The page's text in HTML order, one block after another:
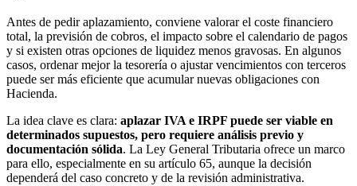
Antes de pedir aplazamiento, conviene valorar el coste financiero
total, la previsión de cobros, el impacto sobre el calendario de pagos
y si existen otras opciones de liquidez menos gravosas. En algunos
casos, ordenar mejor la tesorería o ajustar vencimientos con terceros
puede ser más eficiente que acumular nuevas obligaciones con
Hacienda.
La idea clave es clara: aplazar IVA e IRPF puede ser viable en
determinados supuestos, pero requiere análisis previo y
documentación sólida. La Ley General Tributaria ofrece un marco
para ello, especialmente en su artículo 65, aunque la decisión
dependerá del caso concreto y de la revisión administrativa.